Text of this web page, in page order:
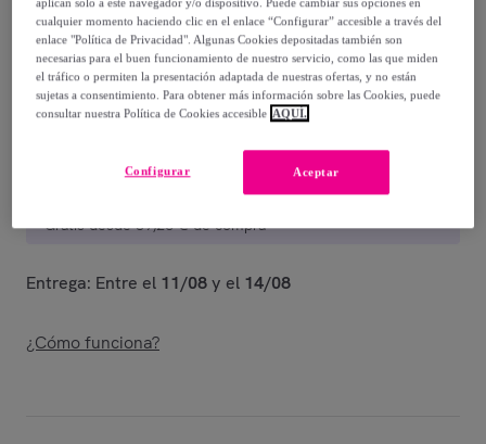
Vendido porPRIMADONNA COLLECTION
Entrega desde7,43 €
Gratis desde 89,26 € de compra
Entrega: Entre el 11/08y el 14/08
¿Cómo funciona?
cualquier momento haciendo clic en el enlace “Configurar” accesible a través del
enlace "Política de Privacidad". Algunas Cookies depositadas también son
necesarias para el buen funcionamiento de nuestro servicio, como las que miden
el tráfico o permiten la presentación adaptada de nuestras ofertas, y no están
sujetas a consentimiento. Para obtener más información sobre las Cookies, puede
consultar nuestra Política de Cookies accesible AQUÍ.
Aceptar
Configurar